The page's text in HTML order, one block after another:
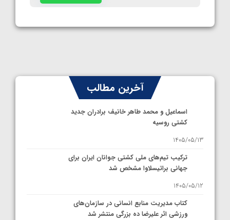
آخرین مطالب
اسماعیل و محمد طاهر خانیف برادران جدید
کشتی روسیه
1405/05/13
ترکیب تیم‌های ملی کشتی جوانان ایران برای
جهانی براتیسلاوا مشخص شد
1405/05/12
کتاب مدیریت منابع انسانی در سازمان‌های
ورزشی اثر علیرضا ده بزرگی منتشر شد